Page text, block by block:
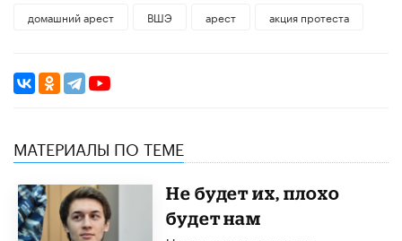
домашний арест
ВШЭ арест акция протеста
МАТЕРИАЛЫ ПО ТЕМЕ
Не будет их, плохо
будет нам